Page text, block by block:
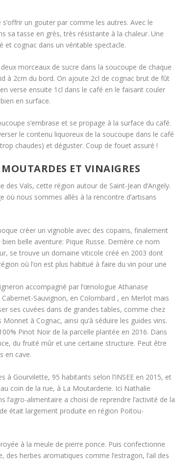
s’offrir un gouter par comme les autres. Avec le
sa tasse en grès, très résistante à la chaleur. Une
cognac dans un véritable spectacle.
morceaux de sucre dans la soucoupe de chaque
à 2cm du bord. On ajoute 2cl de cognac brut de fût
verse ensuite 1cl dans le café en le faisant couler
en surface.
s’embrase et se propage à la surface du café.
le contenu liquoreux de la soucoupe dans le café
chaudes) et déguster. Coup de fouet assuré !
ET VINAIGRES
Vals, cette région autour de Saint-Jean d’Angely.
où nous sommes allés à la rencontre d’artisans
créer un vignoble avec des copains, finalement
belle aventure: Pique Russe. Derrière ce nom
se trouve un domaine viticole créé en 2003 dont
où l’on est plus habitué à faire du vin pour une
accompagné par l’œnologue Athanase
Sauvignon, en Colombard , en Merlot mais
ses cuvées dans de grandes tables, comme chez
à Cognac, ainsi qu’à séduire les guides vins.
Pinot Noir de la parcelle plantée en 2016. Dans
du fruité mûr et une certaine structure. Peut être
en cave.
Gourvilette, 95 habitants selon l’INSEE en 2015, et
coin de la rue, à La Moutarderie. Ici Nathalie
alimentaire a choisi de reprendre l’activité de la
était largement produite en région Poitou-
à la meule de pierre ponce. Puis confectionne
herbes aromatiques comme l’estragon, l’ail des